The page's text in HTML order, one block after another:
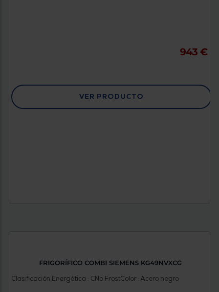
943 €
VER PRODUCTO
FRIGORÍFICO COMBI SIEMENS KG49NVXCG
Clasificación Energética : CNo FrostColor : Acero negro